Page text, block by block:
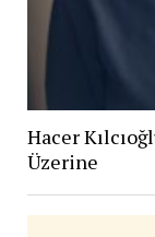
Hacer
Üzerine